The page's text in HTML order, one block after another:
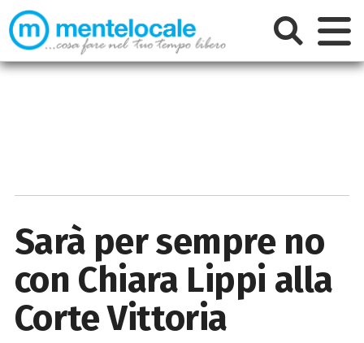
Sarà per sempre no
con Chiara Lippi alla
Corte Vittoria